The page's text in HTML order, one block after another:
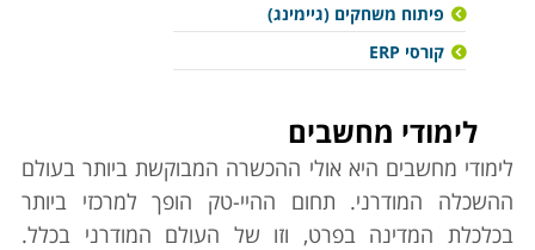
פיתוח משחקים (גיימינג)
קורסי ERP
לימודי מחשבים
לימודי מחשבים היא אולי ההכשרה המבוקשת ביותר בעולם
ההשכלה המודרני. תחום ההיי-טק הופך למרכזי ביותר
בכלכלת המדינה בפרט, וזו של העולם המודרני בכלל.